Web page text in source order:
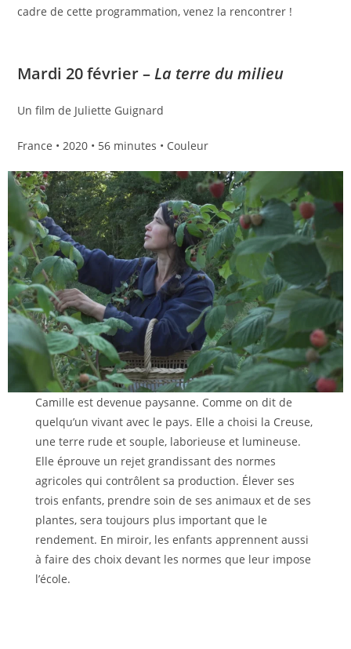
cadre de cette programmation, venez la rencontrer !
Mardi 20 février –La terre du milieu
Un film de Juliette Guignard
France • 2020 • 56 minutes • Couleur
Camille est devenue paysanne. Comme on dit de
quelqu’un vivant avec le pays. Elle a choisi la Creuse,
une terre rude et souple, laborieuse et lumineuse.
Elle éprouve un rejet grandissant des normes
agricoles qui contrôlent sa production. Élever ses
trois enfants, prendre soin de ses animaux et de ses
plantes, sera toujours plus important que le
rendement. En miroir, les enfants apprennent aussi
à faire des choix devant les normes que leur impose
l’école.